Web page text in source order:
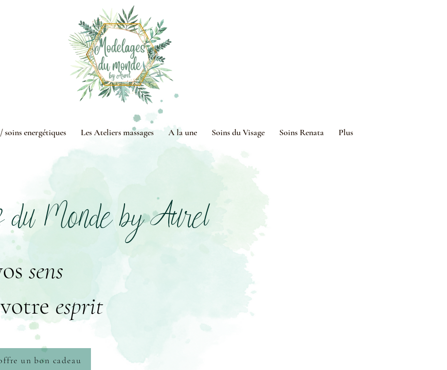
soins energétiques Les Ateliers massages A la une Soins du Visage Soins Renata Plus
du Monde by Aurel
sens
esprit
un bon cadeau